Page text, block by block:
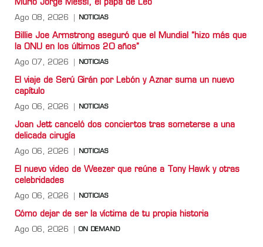
Murió Jorge Messi, el papá de Leo
Ago 08, 2026 NOTICIAS
Billie Joe Armstrong aseguró que el Mundial “hizo más que
la ONU en los últimos 20 años”
Ago 07, 2026 NOTICIAS
El viaje de Serú Girán por Lebón y Aznar suma un nuevo
capítulo
Ago 06, 2026 NOTICIAS
Joan Jett canceló dos conciertos tras someterse a una
delicada cirugía
Ago 06, 2026 NOTICIAS
El nuevo video de Weezer que reúne a Tony Hawk y otras
celebridades
Ago 06, 2026 NOTICIAS
Cómo dejar de ser la víctima de tu propia historia
Ago 06, 2026 ON DEMAND